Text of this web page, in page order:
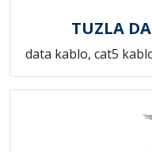
TUZLA
data kablo, cat5